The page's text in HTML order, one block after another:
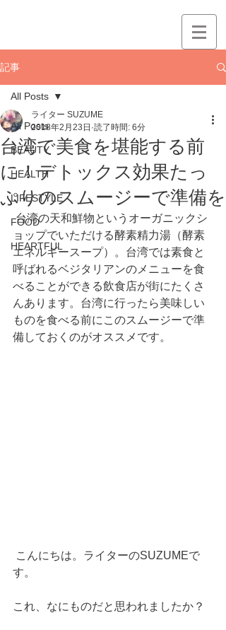
記事
All Posts
BEAUTY
HEALTH
LIFESTYLE
FOOD
HEARTFUL
All Posts
台湾で美食を堪能する前
に！デトックス効果たっ
ぷりのスムージーで準備を
ライター SUZUME
2018年2月23日 読了時間: 6分
台湾の天和鮮物というオーガニックシ
ョップでいただける酵素精力湯（酵素
エネルギースープ）。台湾では素食と
呼ばれるベジタリアンのメニューを食
べることができる飲食店が街にたくさ
んあります。台湾に行ったら美味しい
ものを食べる前にこのスムージーで準
備しておくのがオススメです。
す。
これ、なにものだと思われましたか？